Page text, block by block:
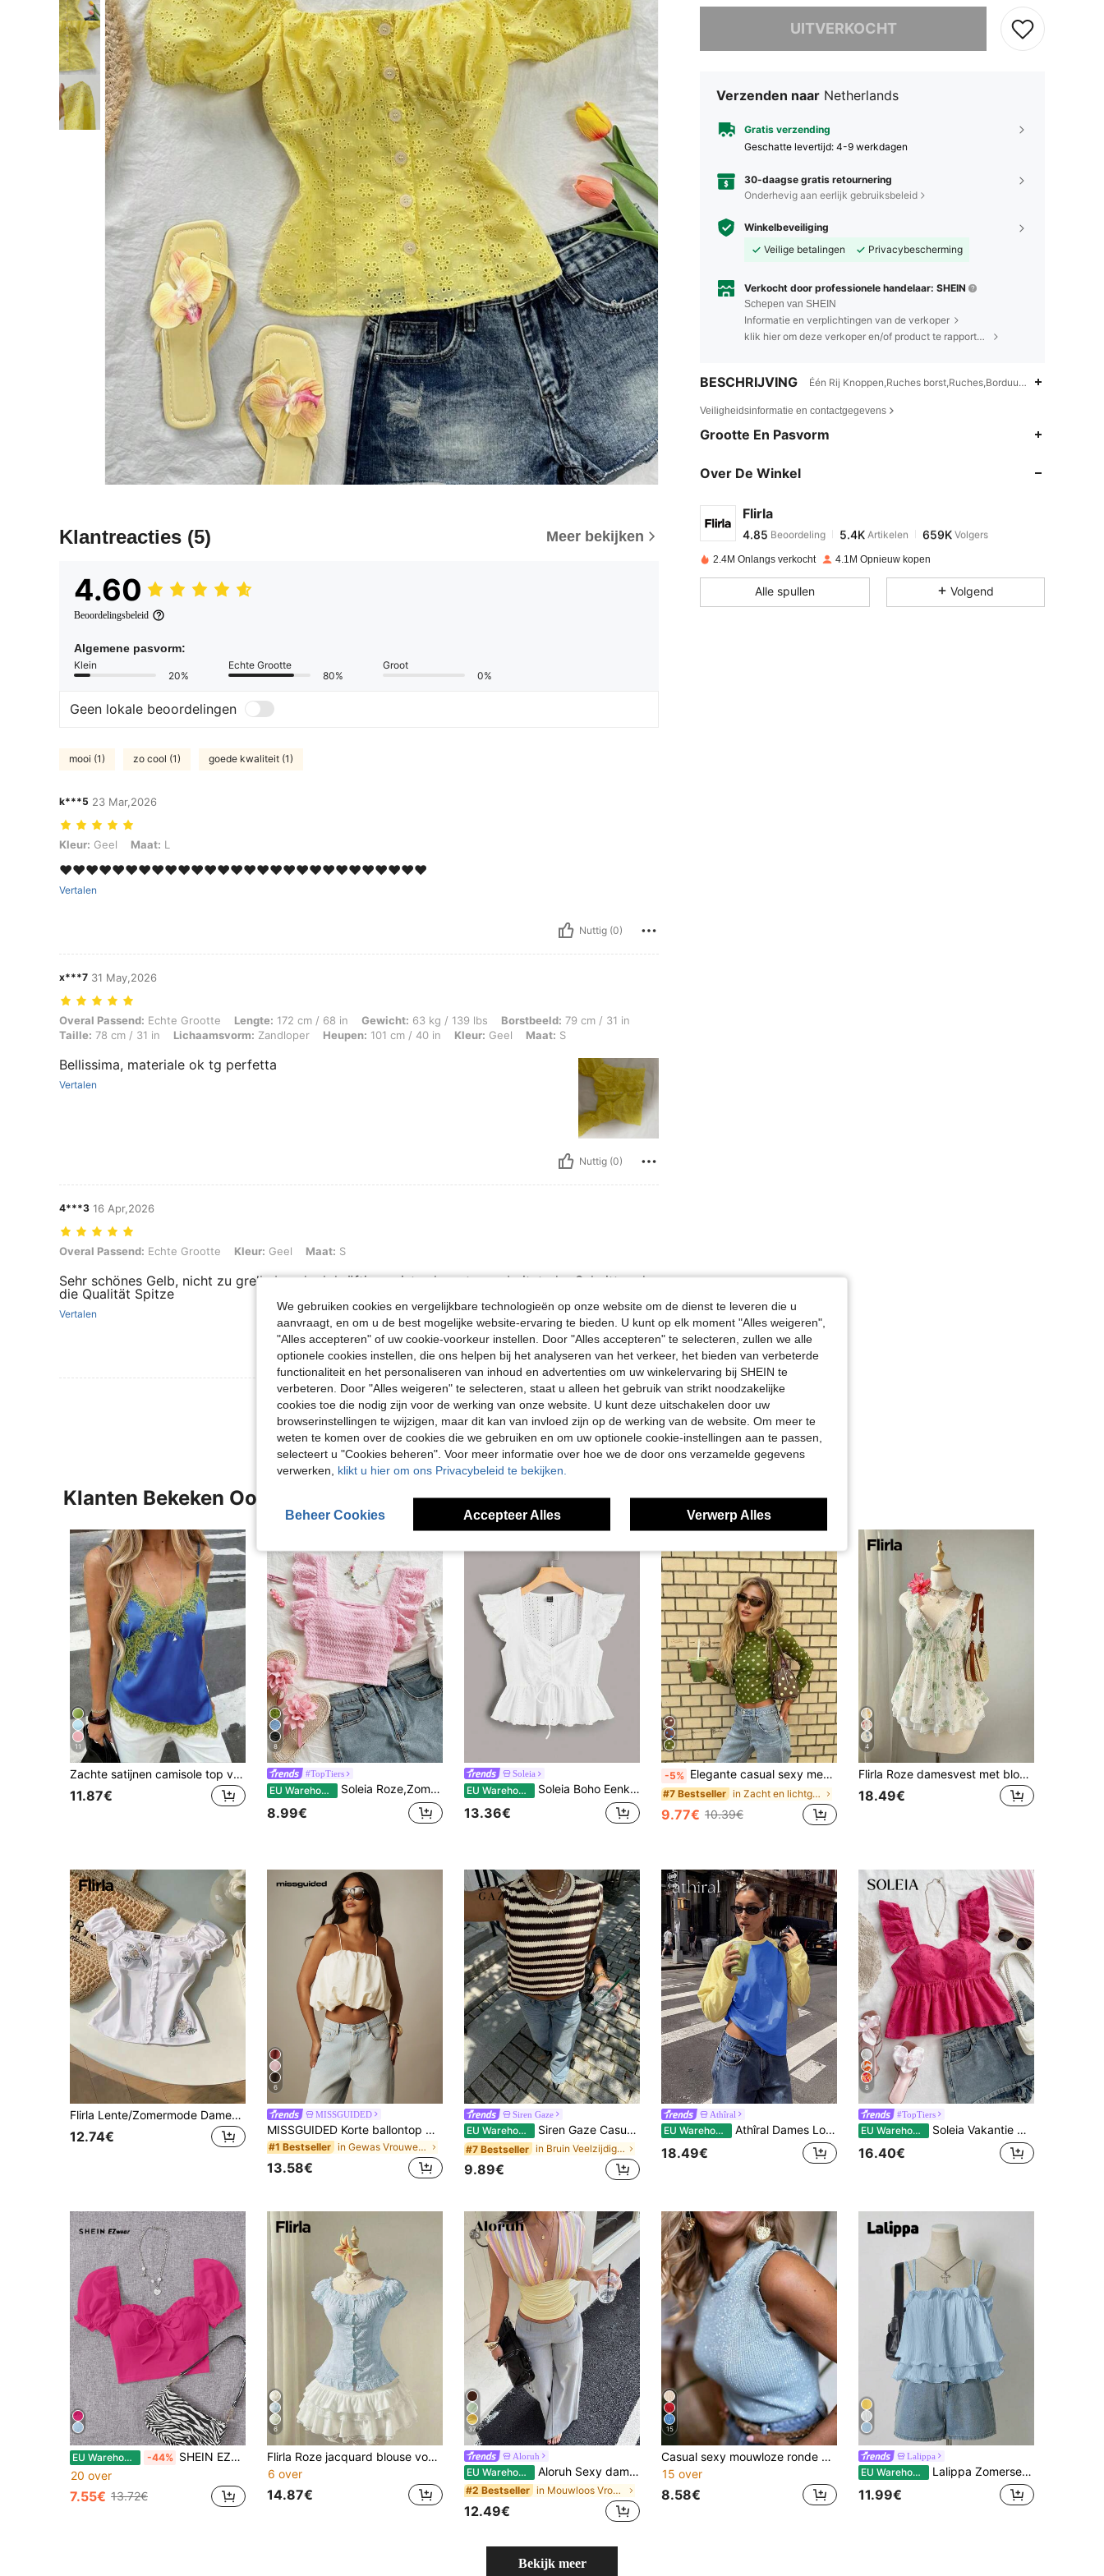
Klantreacties (5) Meer bekijken
4.60
Beoordelingsbeleid
Algemene pasvorm:
Klein
20%
Echte Grootte
80%
Groot
0%
Geen lokale beoordelingen
mooi (1) zo cool (1) goede kwaliteit (1)
k***5 23 Mar,2026
Kleur: Geel, Maat: L
Kleur: Geel Maat: L
♥️♥️♥️♥️♥️♥️♥️♥️♥️♥️♥️♥️♥️♥️♥️♥️♥️♥️♥️♥️♥️♥️♥️♥️♥️♥️♥️♥️
Vertalen
Nuttig (0)
x***7 31 May,2026
Overal Passend: Echte Grootte, Lengte: 172 cm / 68 in, Gewicht: 63 kg / 139 lbs, Borstbeeld: 79 cm / 31 in, Taille: 78 cm / 31 in, Lichaamsvorm: Zandloper, Heupen: 101 cm / 40 in, Kleur: Geel, Maat: S
Overal Passend: Echte Grootte Lengte: 172 cm / 68 in Gewicht: 63 kg / 139 lbs Borstbeeld: 79 cm / 31 in
Taille: 78 cm / 31 in Lichaamsvorm: Zandloper Heupen: 101 cm / 40 in Kleur: Geel Maat: S
Bellissima, materiale ok tg perfetta
Vertalen
Nuttig (0)
4***3 16 Apr,2026
Overal Passend: Echte Grootte, Kleur: Geel, Maat: S
Overal Passend: Echte Grootte Kleur: Geel Maat: S
Sehr schönes Gelb, nicht zu grell aber doch kräftig, es ist sehr gut verarbeitet, der Schnitt und
die Qualität Spitze
Vertalen
Nuttig (0)
Meer Beoordelingen Bekijken
UITVERKOCHT
Sorry, dit product is uitverkocht.
Verzenden naar Netherlands
Gratis verzending
Geschatte levertijd: 4-9 werkdagen
30-daagse gratis retournering
Onderhevig aan eerlijk gebruiksbeleid
Winkelbeveiliging
Veilige betalingen
Privacybescherming
Verkocht door professionele handelaar: SHEIN
Schepen van SHEIN
Informatie en verplichtingen van de verkoper
klik hier om deze verkoper en/of product te rapporteren.
BESCHRIJVING Één Rij Knoppen,Ruches borst,Ruches,Borduurwerk,Vierkante
Veiligheidsinformatie en contactgegevens
Grootte En Pasvorm
Over De Winkel
Flirla
4.85
4.85Beoordeling
v***tbetaalde1 dag geleden
2.4M Onlangs verkocht 4.1M Opnieuw kopen
Alle spullen Volgend
Klanten Bekeken Ook
11
Zachte satijnen camisole top voor dames met V-hals, asymmetrische kanten zoom, getailleerd, semi-transparant wimperkantontwerp, zomerse casual, esthetisch
11.87€
8
#TopTiers
EU Warehouse Soleia Roze,Zomer,Elegant,Schattig,Vakantie Boheems Bloemmotief 4 Juli Dames Crop Tops,Gebreide Blouses met Ruches en Kantrand,Feest Tanktops
8.99€
Soleia
EU Warehouse Soleia Boho Eenkleurig Blouse Koord Ruches Rimpeling Geribd
13.36€
-5% Elegante casual sexy mesh polkadot cropped top voor dames - bootneck, plooien aan de voorkant, plooien detail aan de taille, lange mouwen, transparant, lichtgewicht vakantie herfst
#7 Bestseller in Zacht en lichtgewicht Vrouwen Tops, Blouses & T
9.77€ 10.39€
4
Flirla Roze damesvest met bloemenkant, V-hals, strik, ruches aan de zoom, getailleerde pasvorm, sexy en lieflijk, romantische strandvakantiestijl.
18.49€
Flirla Lente/Zomermode Dameskleding: Wit T-shirt met korte mouwen, bloemmouwen, afneembare schouders, geborduurd, getailleerd model, getailleerd.
12.74€
6
MISSGUIDED
MISSGUIDED Korte ballontop met spaghettibandjes - Geplooide cropped camisole met pofzoom voor zomerse vakantie- en festivallooks
#1 Bestseller in Gewas Vrouwen Tank Tops & Camis
13.58€
Siren Gaze
EU Warehouse Siren Gaze Casual minimalistische mouwloze tanktop met asymmetrische strepen in bruin, veelzijdige streetwear, zomerblouse
#7 Bestseller in Bruin Veelzijdige tops voor elke dag
9.89€
Athîral
EU Warehouse Athîral Dames Losse Blauw Gele Colorblock Ronde Hals Lange Mouw Casual T-shirt, Terug naar School, Vakantie, Uitgaan Tops, Herfst
18.49€
8
#TopTiers
EU Warehouse Soleia Vakantie Casual Effen Kleur Hol Geborduurd Ruche Zoom Camisole
16.40€
EU Warehouse -44% SHEIN EZwear Zomer Avondje uit Franjestrim Voorknoop Sweetheart hals Kraag Strak Pof mouw Crop Roze Tops
20 over
7.55€ 13.72€
6
Flirla Roze jacquard blouse voor dames met vierkante kraag, pofmouwen, ruches bij de taille en nauwsluitende pasvorm, zoet & vrouwelijk voor zomerse strandvakantie
6 over
14.87€
37
Aloruh
EU Warehouse Aloruh Sexy dames T-shirt met diepe V-hals en kleurrijke strepen in Y2K-stijl, slim fit, basic casual veelzijdig T-shirt, hot girl top, zomertop, back to school gestreepte top, strandvakantie top
#2 Bestseller in Mouwloos Vrouwen T-shirts
12.49€
15
Casual sexy mouwloze ronde hals gebreide top met pailletten voor dames, 2026 nieuwe mode elegante top
15 over
8.58€
Lalippa
EU Warehouse Lalippa Zomerse, zoete, effen vakantiehemd met geplooide zoom
11.99€
Bekijk meer
We gebruiken cookies en vergelijkbare technologieën op onze website om de dienst te leveren die u
aanvraagt, en om u de best mogelijke website-ervaring te bieden. U kunt op elk moment "Alles weigeren",
"Alles accepteren" of uw cookie-voorkeur instellen. Door "Alles accepteren" te selecteren, zullen we alle
optionele cookies instellen, die ons helpen bij het analyseren van het verkeer, het bieden van verbeterde
functionaliteit en het personaliseren van inhoud en advertenties om uw winkelervaring bij SHEIN te
verbeteren. Door "Alles weigeren" te selecteren, staat u alleen het gebruik van strikt noodzakelijke
cookies toe die nodig zijn voor de werking van onze website. U kunt deze uitschakelen door uw
browserinstellingen te wijzigen, maar dit kan van invloed zijn op de werking van de website. Om meer te
weten te komen over de cookies die we gebruiken en om uw optionele cookie-instellingen aan te passen,
selecteert u "Cookies beheren". Voor meer informatie over hoe we de door ons verzamelde gegevens
verwerken, klikt u hier om ons Privacybeleid te bekijken.
Beheer Cookies Accepteer Alles Verwerp Alles